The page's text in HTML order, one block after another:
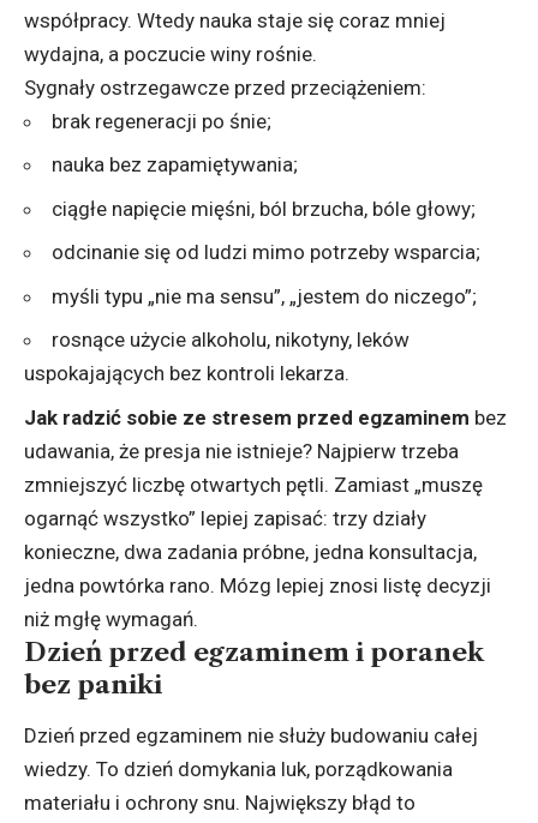
współpracy. Wtedy nauka staje się coraz mniej
wydajna, a poczucie winy rośnie.
Sygnały ostrzegawcze przed przeciążeniem:
brak regeneracji po śnie;
nauka bez zapamiętywania;
ciągłe napięcie mięśni, ból brzucha, bóle głowy;
odcinanie się od ludzi mimo potrzeby wsparcia;
myśli typu „nie ma sensu”, „jestem do niczego”;
rosnące użycie alkoholu, nikotyny, leków
uspokajających bez kontroli lekarza.
Jak radzić sobie ze stresem przed egzaminem bez
udawania, że presja nie istnieje? Najpierw trzeba
zmniejszyć liczbę otwartych pętli. Zamiast „muszę
ogarnąć wszystko” lepiej zapisać: trzy działy
konieczne, dwa zadania próbne, jedna konsultacja,
jedna powtórka rano. Mózg lepiej znosi listę decyzji
niż mgłę wymagań.
Dzień przed egzaminem i poranek
bez paniki
Dzień przed egzaminem nie służy budowaniu całej
wiedzy. To dzień domykania luk, porządkowania
materiału i ochrony snu. Największy błąd to